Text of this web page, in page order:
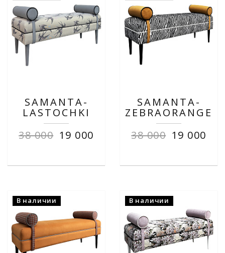
SAMANTA-
LASTOCHKI
38 000 19 000
SAMANTA-
ZEBRAORANGE
38 000 19 000
В наличии В наличии